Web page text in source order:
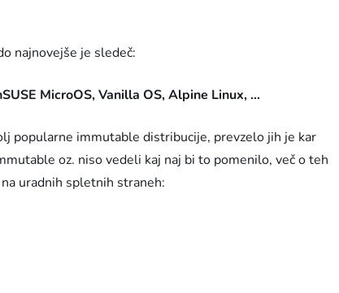
najnovejše je sledeč:
MicroOS, Vanilla OS, Alpine Linux, …
popularne immutable distribucije, prevzelo jih je kar
oz. niso vedeli kaj naj bi to pomenilo, več o teh
uradnih spletnih straneh: